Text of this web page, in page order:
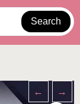
Search
← →